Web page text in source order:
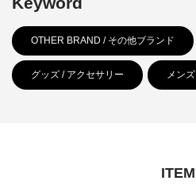
OTHER BRAND / その他ブランド
グッズ / アクセサリー メンズ
ITEM